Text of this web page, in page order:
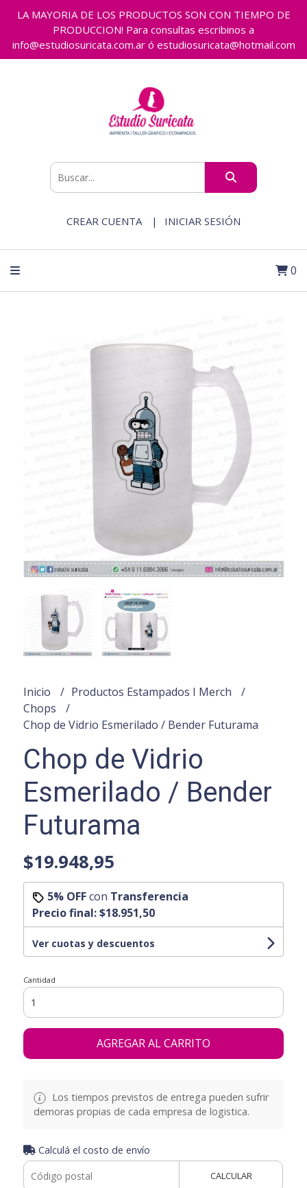
LA MAYORIA DE LOS PRODUCTOS SON CON TIEMPO DE
PRODUCCION! Para consultas escribinos a
info@estudiosuricata.com.ar ó estudiosuricata@hotmail.com
CREAR CUENTA INICIAR SESIÓN
0
Inicio
Productos Estampados I Merch
Chops
Chop de Vidrio Esmerilado / Bender Futurama
Chop de Vidrio
Esmerilado / Bender
Futurama
$19.948,95
5% OFFcon Transferencia
Precio final:$18.951,50
Ver cuotas y descuentos
Cantidad
AGREGAR AL CARRITO
Los tiempos previstos de entrega pueden sufrir
demoras propias de cada empresa de logistica.
Calculá el costo de envío
CALCULAR